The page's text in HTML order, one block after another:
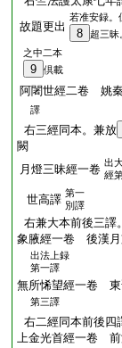
故題更出
若准安録。
8
超三昧
之中二本
9 倶載
阿闍世經二卷 姚
譯
右三經同本。兼放
闕
月燈三昧經一卷 出
經
世高譯 第一
別譯
右兼大本前後三譯
象腋經一卷 後漢月
出法上録
第一譯
無所悕望經一卷 東
第三譯
右二經同本前後四
上金光首經一卷 前